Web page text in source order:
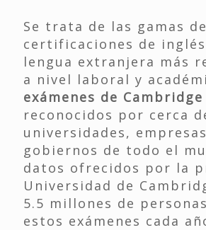
Se trata de las gamas de
certificaciones de
lengua extranjera más
a nivel laboral y
exámenes de
reconocidos por cerca
universidades,
gobiernos de todo el
datos ofrecidos por la
Universidad de
5.5 millones de
estos exámenes cada